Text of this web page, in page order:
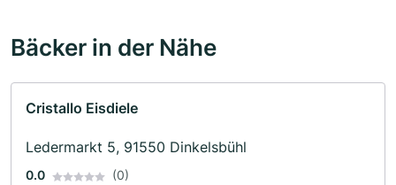
Bäcker in der Nähe
Cristallo Eisdiele
Ledermarkt 5, 91550 Dinkelsbühl
0.0 (0)